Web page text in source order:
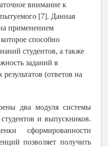
внимание к
[7]. Данная
применением
способно
студентов, а также
заданий в
(ответов на
два модуля системы
и выпускников.
сформированности
позволяет получить